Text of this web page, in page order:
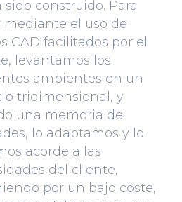
sido construido. Para
mediante el uso de
CAD facilitados por el
levantamos los
ambientes en un
tridimensional, y
una memoria de
lo adaptamos y lo
acorde a las
del cliente,
por un bajo coste,